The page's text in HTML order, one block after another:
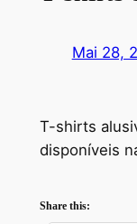
Mai 28,
T-shirts
disponíveis
Share this: